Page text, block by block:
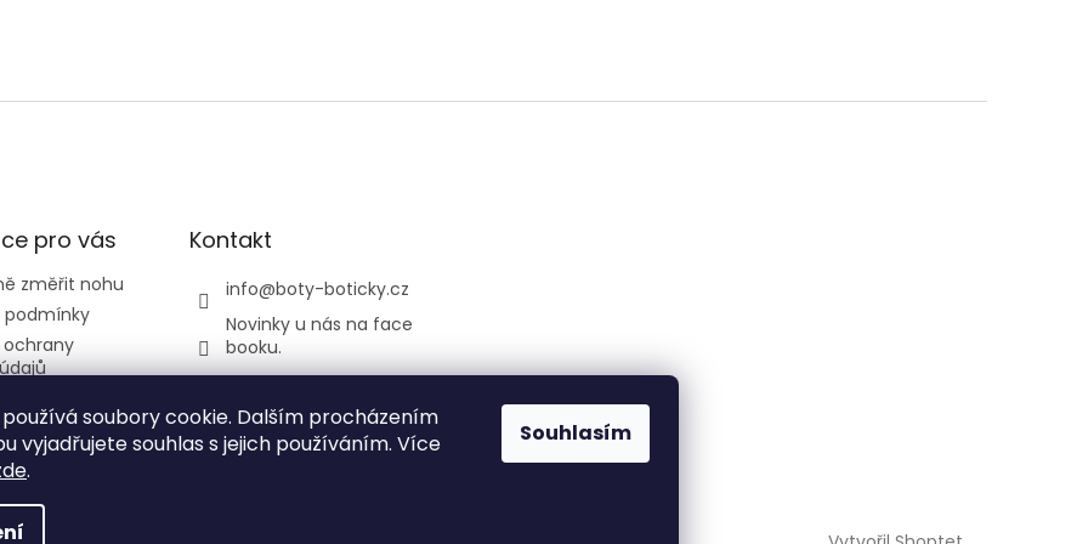
soubory cookie. Dalším procházením
vyjadřujete souhlas s jejich používáním. Více
.
Souhlasím
pro vás
změřit nohu
a Žirafa
Kontakt
info@boty-boticky.cz
Novinky u nás na face
booku.
listickatedi